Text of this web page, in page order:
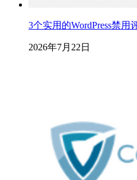
3个实用的WordPress禁用
2026年7月22日